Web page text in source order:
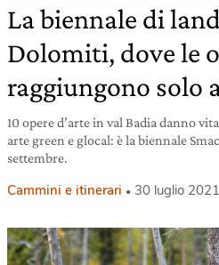
La biennale di
Dolomiti, dove le
raggiungono solo
10 opere d’arte in val Badia danno
arte green e glocal: è la biennale
settembre.
Cammini e itinerari 30 luglio 2021